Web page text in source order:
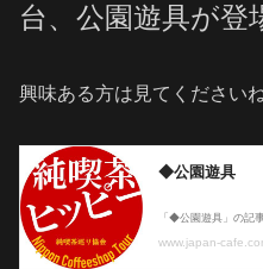
台、公園遊具が登
興味ある方は見てくださいね